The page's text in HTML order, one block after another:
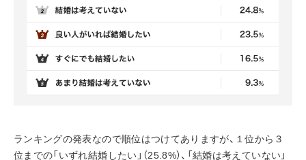
ランキングの発表なので順位はつけてありますが、１位から３
位までの「いずれ結婚したい」（25.8%）、「結婚は考えていない」